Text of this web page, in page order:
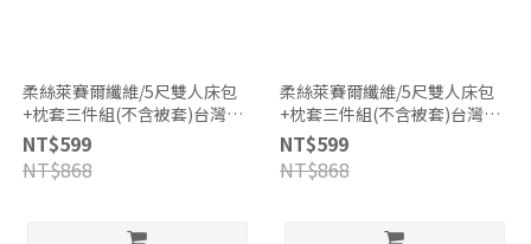
柔絲萊賽爾纖維/5尺雙人床包
+枕套三件組(不含被套)台灣
製/HT051
NT$599
NT$868
柔絲萊賽爾纖維/5尺雙人床包
+枕套三件組(不含被套)台灣
製/HT052
NT$599
NT$868